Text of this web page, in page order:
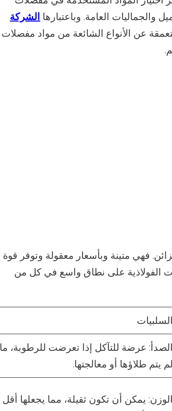
والجماليات العامة. وباعتبارها الشركة
عن الأنواع الشائعة من مواد مفصلات
فهي متينة وبأسعار معقولة وتوفر قوة
الفولاذية على نطاق واسع في كل من
السلبيات
الصدأ: عرضة للتآكل إذا تعرضت للرطوبة، ما
لم يتم طلاؤها أو معالجتها.
الوزن: يمكن أن تكون ثقيلة، مما يجعلها أقل